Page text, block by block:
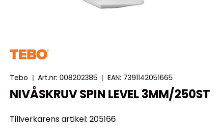
Tebo | Art.nr: 008202385 | EAN: 7391142051665
NIVÅSKRUV SPIN LEVEL 3MM/250ST
Tillverkarens artikel: 205166